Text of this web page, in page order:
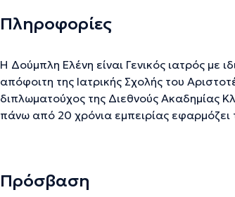
Πληροφορίες
Η Δούμπλη Ελένη είναι Γενικός ιατρός με
απόφοιτη της Ιατρικής Σχολής του
διπλωματούχος της Διεθνούς Ακαδημίας
πάνω από 20 χρόνια εμπειρίας εφαρμόζει
ψυχοδιανοητικές παθήσεις (κατάθλιψη,
Πρόσβαση